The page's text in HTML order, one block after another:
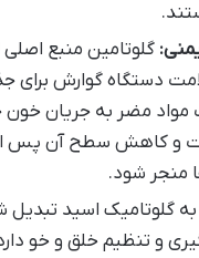
گلوتامین منبع
دستگاه گوارش
مضر به جریان خون
و کاهش سطح آن پس
منجر شود.
به گلوتامیک اسید
و تنظیم خلق و خو